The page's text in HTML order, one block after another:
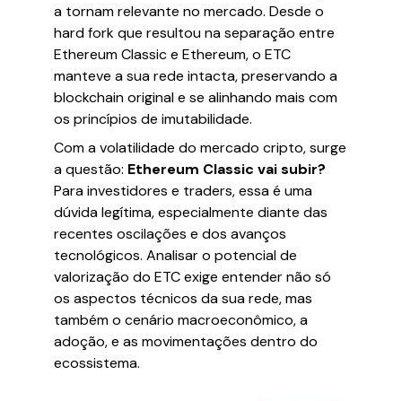
a tornam relevante no mercado. Desde o
hard fork que resultou na separação entre
Ethereum Classic e Ethereum, o ETC
manteve a sua rede intacta, preservando a
blockchain original e se alinhando mais com
os princípios de imutabilidade.
Com a volatilidade do mercado cripto, surge
a questão: Ethereum Classic vai subir?
Para investidores e traders, essa é uma
dúvida legítima, especialmente diante das
recentes oscilações e dos avanços
tecnológicos. Analisar o potencial de
valorização do ETC exige entender não só
os aspectos técnicos da sua rede, mas
também o cenário macroeconômico, a
adoção, e as movimentações dentro do
ecossistema.